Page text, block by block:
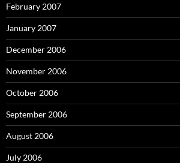
February 2007
January 2007
December 2006
November 2006
October 2006
September 2006
August 2006
July 2006